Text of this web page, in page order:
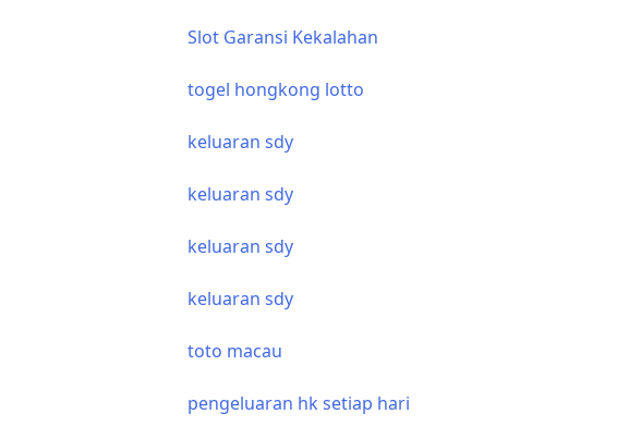
Slot Garansi Kekalahan
togel hongkong lotto
keluaran sdy
keluaran sdy
keluaran sdy
keluaran sdy
toto macau
pengeluaran hk setiap hari